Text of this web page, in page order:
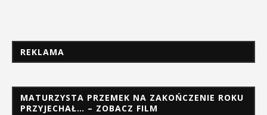
REKLAMA
MATURZYSTA PRZEMEK NA ZAKOŃCZENIE ROKU
PRZYJECHAŁ… – ZOBACZ FILM